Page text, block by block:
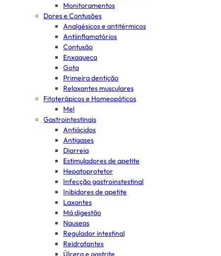
Monitoramentos
Dores e Contusões
Analgésicos e antitérmicos
Antiinflamatórios
Contusão
Enxaqueca
Gota
Primeira dentição
Relaxantes musculares
Fitoterápicos e Homeopáticos
Mel
Gastrointestinais
Antiácidos
Antigases
Diarreia
Estimuladores de apetite
Hepatoprotetor
Infecção gastroinstestinal
Inibidores de apetite
Laxantes
Má digestão
Nauseas
Regulador intestinal
Reidratantes
Úlcera e gastrite